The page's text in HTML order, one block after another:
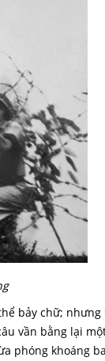
bảy chữ;
vần bằng lại
phóng khoáng